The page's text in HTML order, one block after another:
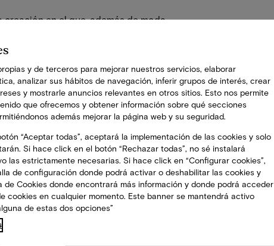
en el que, además de moda
sorpresas.
de distintas edades del pueblo de
las Mercedes y graduada en
de prendas para edades
prendas de hombre y mujer en tonos
y el tercero, con diseños femeninos y
de Ferragut “y gente del pueblo de
lucirán complementos
y de terceros para mejorar nuestros servicios, elaborar
analizar sus hábitos de navegación, inferir grupos de interés, crear
y mostrarle anuncios relevantes en otros sitios. Esto nos permite
que ofrecemos y obtener información sobre qué secciones
además mejorar la página web y su seguridad.
“Aceptar todas”, aceptará la implementación de las cookies y solo
Si hace click en el botón “Rechazar todas”, no sé instalará
las estrictamente necesarias. Si hace click en “Configurar cookies”,
de configuración donde podrá activar o deshabilitar las cookies y
de Cookies donde encontrará más información y donde podrá acceder
cookies en cualquier momento. Este banner se mantendrá activo
de estas dos opciones”